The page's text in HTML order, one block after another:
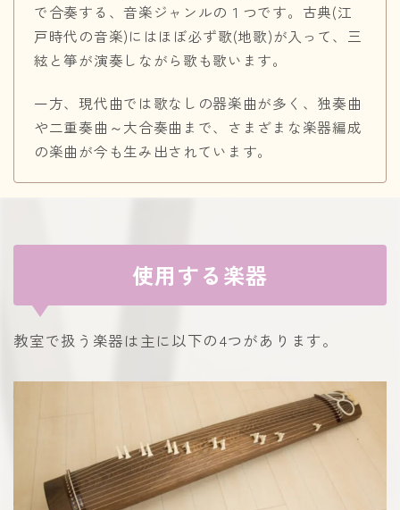
で合奏する、音楽ジャンルの１つです。古典(江
戸時代の音楽)にはほぼ必ず歌(地歌)が入って、三
絃と箏が演奏しながら歌も歌います。
一方、現代曲では歌なしの器楽曲が多く、独奏曲
や二重奏曲～大合奏曲まで、さまざまな楽器編成
の楽曲が今も生み出されています。
使用する楽器
教室で扱う楽器は主に以下の4つがあります。